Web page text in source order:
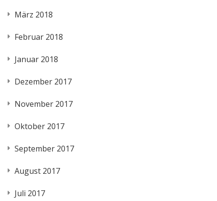
März 2018
Februar 2018
Januar 2018
Dezember 2017
November 2017
Oktober 2017
September 2017
August 2017
Juli 2017